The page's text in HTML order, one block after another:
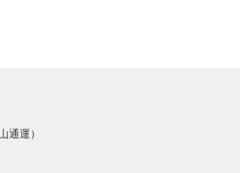
運）